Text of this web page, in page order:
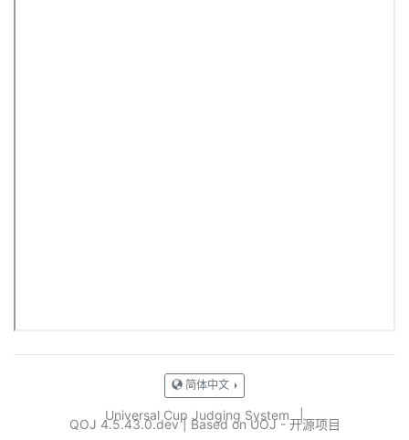
简体中文
Universal Cup Judging System |
QOJ 4.5.43.0.dev| Based on UOJ - 开源项目